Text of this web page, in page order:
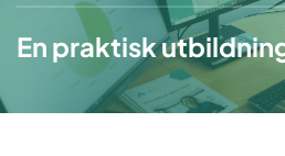
En praktisk